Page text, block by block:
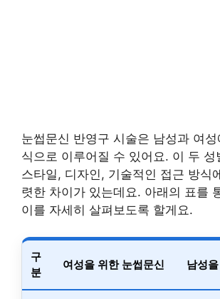
눈썹문신 반영구 시술은 남성과 여
식으로 이루어질 수 있어요. 이 두 성
스타일, 디자인, 기술적인 접근 방식
렷한 차이가 있는데요. 아래의 표를
이를 자세히 살펴보도록 할게요.
구
분
여성을 위한 눈썹문신 남성